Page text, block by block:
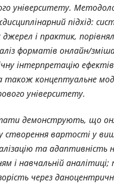
університету.
підхід:
джерел і практик,
форматів онлайн/
інтерпретацію ефектів
також концептуальне
університету.
демонструють, що
створення вартості у
та адаптивність
і навчальній аналітиці;
через